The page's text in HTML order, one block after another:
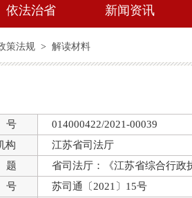
依法治省 新闻资讯
策法规 > 解读材料
号
014000422/2021-00039
构
江苏省司法厅
省司法厅：《江苏省综合行政
苏司通〔2021〕15号